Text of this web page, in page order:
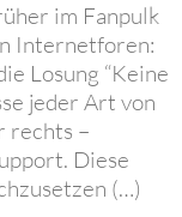
im Fanpulk
Internetforen:
Losung “Keine
jeder Art von
rechts –
Diese
(…)